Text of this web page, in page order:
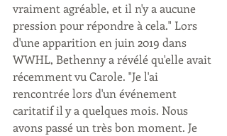
vraiment agréable, et il n'y a aucune
pression pour répondre à cela." Lors
d'une apparition en juin 2019 dans
WWHL, Bethenny a révélé qu'elle avait
récemment vu Carole. "Je l'ai
rencontrée lors d'un événement
caritatif il y a quelques mois. Nous
avons passé un très bon moment. Je